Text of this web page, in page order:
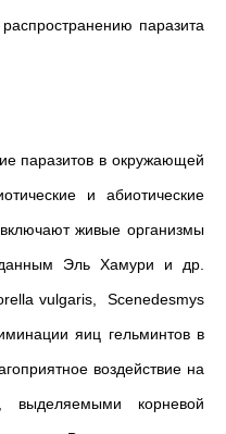
паразита
паразитов в окружающей
и абиотические
живые организмы
Эль Хамури и др.
vulgaris, Scenedesmys
яиц гельминтов в
воздействие на
выделяемыми корневой